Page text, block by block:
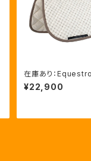
在庫あり：
ラムプリント 障害
ッケン FULLサイズ
¥22,900